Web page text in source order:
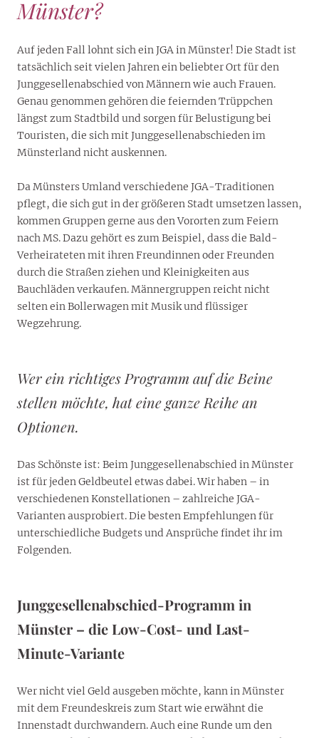
Münster?
Auf jeden Fall lohnt sich ein JGA in Münster! Die Stadt ist
tatsächlich seit vielen Jahren ein beliebter Ort für den
Junggesellenabschied von Männern wie auch Frauen.
Genau genommen gehören die feiernden Trüppchen
längst zum Stadtbild und sorgen für Belustigung bei
Touristen, die sich mit Junggesellenabschieden im
Münsterland nicht auskennen.
Da Münsters Umland verschiedene JGA-Traditionen
pflegt, die sich gut in der größeren Stadt umsetzen lassen,
kommen Gruppen gerne aus den Vororten zum Feiern
nach MS. Dazu gehört es zum Beispiel, dass die Bald-
Verheirateten mit ihren Freundinnen oder Freunden
durch die Straßen ziehen und Kleinigkeiten aus
Bauchläden verkaufen. Männergruppen reicht nicht
selten ein Bollerwagen mit Musik und flüssiger
Wegzehrung.
Wer ein richtiges Programm auf die Beine
stellen möchte, hat eine ganze Reihe an
Optionen.
Das Schönste ist: Beim Junggesellenabschied in Münster
ist für jeden Geldbeutel etwas dabei. Wir haben – in
verschiedenen Konstellationen – zahlreiche JGA-
Varianten ausprobiert. Die besten Empfehlungen für
unterschiedliche Budgets und Ansprüche findet ihr im
Folgenden.
Junggesellenabschied-Programm in
Münster – die Low-Cost- und Last-
Minute-Variante
Wer nicht viel Geld ausgeben möchte, kann in Münster
mit dem Freundeskreis zum Start wie erwähnt die
Innenstadt durchwandern. Auch eine Runde um den